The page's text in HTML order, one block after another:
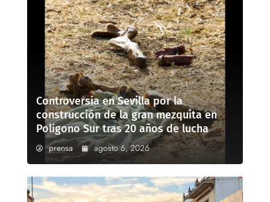
Controversia en Sevilla por la
construcción de la gran mezquita en
Polígono Sur tras 20 años de lucha
prensa agosto 6, 2026